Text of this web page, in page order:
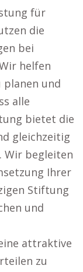
für
die
bei
helfen
planen und
alle
bietet die
gleichzeitig
Wir begleiten
Ihrer
Stiftung
und
attraktive
zu